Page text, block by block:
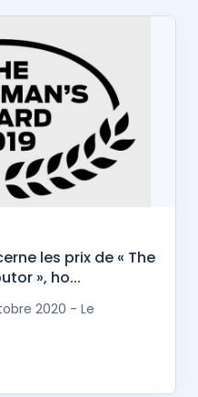
les prix de « The
», ho...
2020 - Le